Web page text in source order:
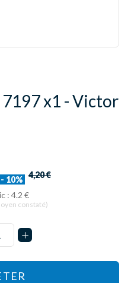
x1 - Victor
- 10% 4,20 €
: 4.2 €
constaté)